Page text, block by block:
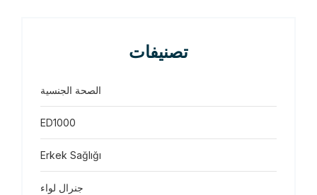
تصنيفات
الصحة الجنسية
ED1000
Erkek Sağlığı
جنرال لواء